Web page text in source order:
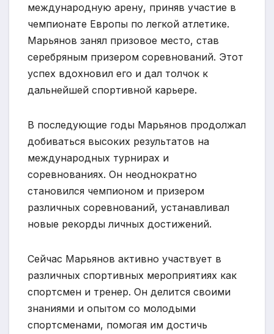
международную арену, приняв участие в
чемпионате Европы по легкой атлетике.
Марьянов занял призовое место, став
серебряным призером соревнований. Этот
успех вдохновил его и дал толчок к
дальнейшей спортивной карьере.
В последующие годы Марьянов продолжал
добиваться высоких результатов на
международных турнирах и
соревнованиях. Он неоднократно
становился чемпионом и призером
различных соревнований, устанавливал
новые рекорды личных достижений.
Сейчас Марьянов активно участвует в
различных спортивных мероприятиях как
спортсмен и тренер. Он делится своими
знаниями и опытом со молодыми
спортсменами, помогая им достичь